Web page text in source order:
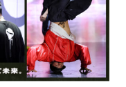
のYouTube
#AH.H
#MOVIE